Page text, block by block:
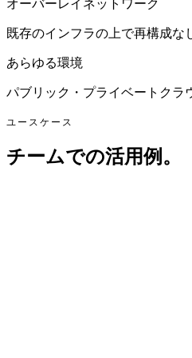
オーバーレイネットワーク
既存のインフラの上で再構成な
あらゆる環境
パブリック・プライベートクラ
ユースケース
チームでの活用例。